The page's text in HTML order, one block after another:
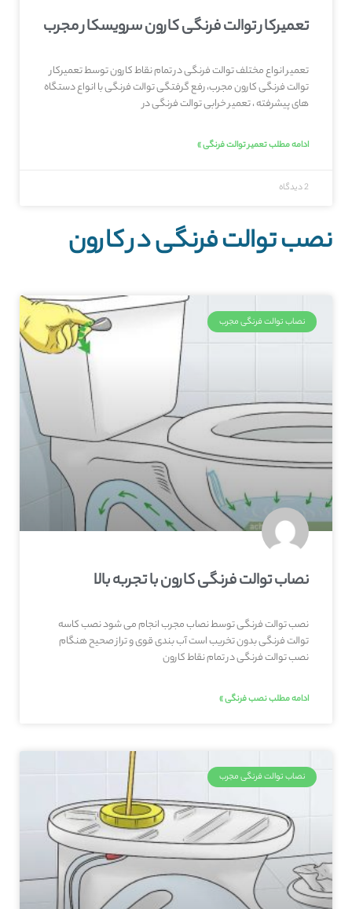
تعمیرکار توالت فرنگی کارون سرویسکار مجرب
تعمیر انواع مختلف توالت فرنگی در تمام نقاط کارون توسط تعمیرکار
توالت فرنگی کارون مجرب، رفع گرفتگی توالت فرنگی با انواع دستگاه
های پیشرفته ، تعمیر خرابی توالت فرنگی در
ادامه مطلب تعمیر توالت فرنگی »
2 دیدگاه
نصب توالت فرنگی در کارون
نصاب توالت فرنگی مجرب
نصاب توالت فرنگی کارون با تجربه بالا
نصب توالت فرنگی توسط نصاب مجرب انجام می شود نصب کاسه
توالت فرنگی بدون تخریب است آب بندی قوی و تراز صحیح هنگام
نصب توالت فرنگی در تمام نقاط کارون
ادامه مطلب نصب فرنگی »
نصاب توالت فرنگی مجرب